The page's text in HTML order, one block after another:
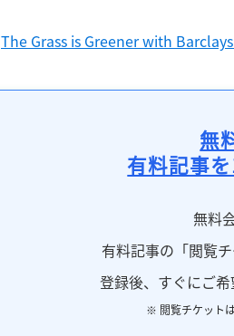
The Grass is Greener with
無
有料記事
無料
有料記事の「閲覧
登録後、すぐにご希
※ 閲覧チケット